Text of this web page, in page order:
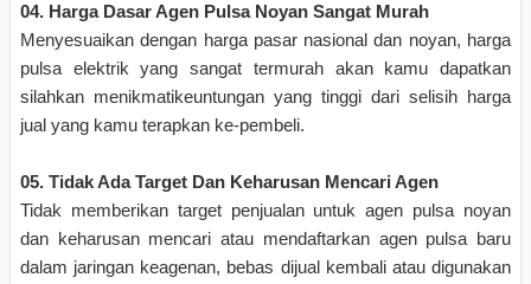
04. Harga Dasar Agen Pulsa Noyan Sangat Murah
Menyesuaikan dengan harga pasar nasional dan noyan, harga
pulsa elektrik yang sangat termurah akan kamu dapatkan
silahkan menikmatikeuntungan yang tinggi dari selisih harga
jual yang kamu terapkan ke-pembeli.
05. Tidak Ada Target Dan Keharusan Mencari Agen
Tidak memberikan target penjualan untuk agen pulsa noyan
dan keharusan mencari atau mendaftarkan agen pulsa baru
dalam jaringan keagenan, bebas dijual kembali atau digunakan